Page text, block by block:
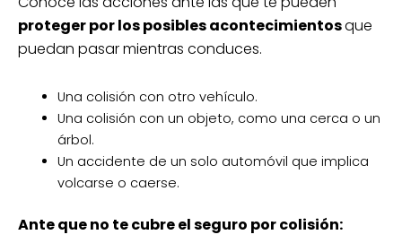
proteger por los posibles acontecimientosque
puedan pasar mientras conduces.
Una colisión con otro vehículo.
Una colisión con un objeto, como una cerca o un
árbol.
Un accidente de un solo automóvil que implica
volcarse o caerse.
Ante que no te cubre el seguro por colisión: